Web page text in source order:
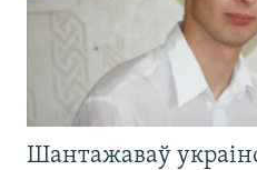
Шантажаваў